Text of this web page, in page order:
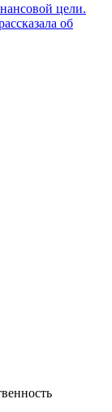
цели.
об